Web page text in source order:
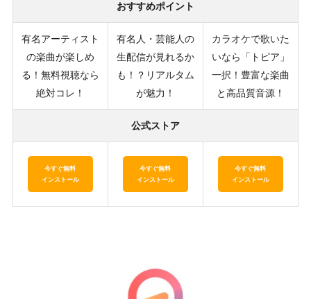
おすすめポイント
有名アーティスト
の楽曲が楽しめ
る！無料視聴なら
絶対コレ！
有名人・芸能人の
生配信が見れるか
も！？リアルタム
が魅力！
カラオケで歌いた
いなら「トピア」
一択！豊富な楽曲
と高品質音源！
公式ストア
今すぐ無料
インストール
今すぐ無料
インストール
今すぐ無料
インストール